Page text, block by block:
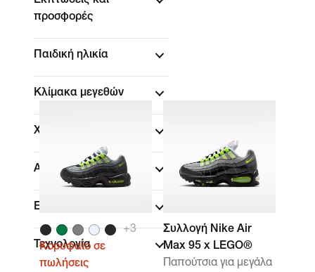
προσφορές
Παιδική ηλικία
Κλίμακα μεγεθών
Χρώμα
Αθλήματα
Επωνυμία
Τεχνολογία
+3
Κορυφαίο σε
πωλήσεις
Συλλογή Nike Air
Max 95 x LEGO®
Παπούτσια για μεγάλα